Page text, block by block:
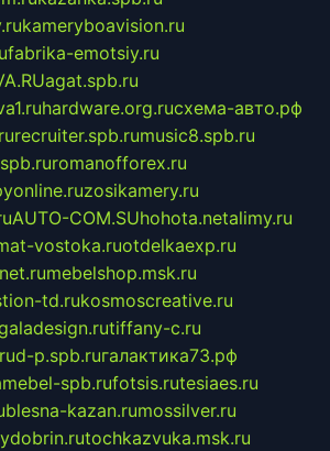
kameryboavision.ru
fabrika-emotsiy.ru
agat.spb.ru
hardware.org.ruсхема-авто.рф
recruiter.spb.rumusic8.spb.ru
romanofforex.ru
zosikamery.ru
AUTO-COM.SUhohota.netalimy.ru
vostoka.ruotdelkaexp.ru
mebelshop.msk.ru
td.rukosmoscreative.ru
tiffany-c.ru
d-p.spb.ruгалактика73.рф
spb.rufotsis.rutesiaes.ru
blesna-kazan.rumossilver.ru
tochkazvuka.msk.ru